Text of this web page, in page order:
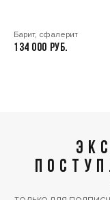
Барит, сфалерит
134 000